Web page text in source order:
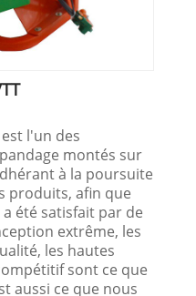
l'un des
montés sur
à la poursuite
produits, afin que
été satisfait par de
extrême, les
les hautes
sont ce que
aussi ce que nous